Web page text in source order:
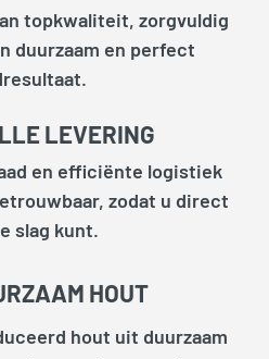
topkwaliteit, zorgvuldig
duurzaam en perfect
LEVERING
en efficiënte logistiek
zodat u direct
slag kunt.
HOUT
hout uit duurzaam